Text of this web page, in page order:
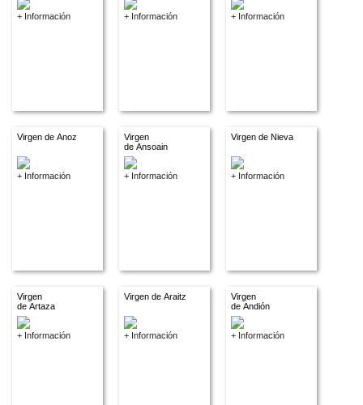
+ Información + Información + Información
Virgen de Anoz
+ Información
Virgen
de Ansoain
+ Información
Virgen de Nieva
+ Información
Virgen
de Artaza
+ Información
Virgen de Araitz
+ Información
Virgen
de Andión
+ Información